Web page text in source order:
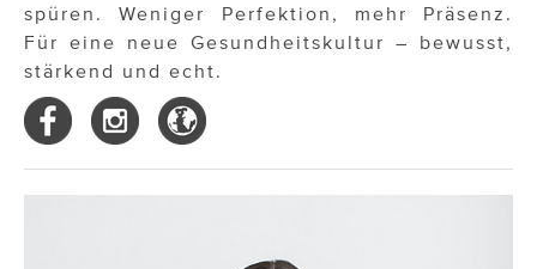
spüren. Weniger Perfektion, mehr Präsenz.
Für eine neue Gesundheitskultur – bewusst,
stärkend und echt.